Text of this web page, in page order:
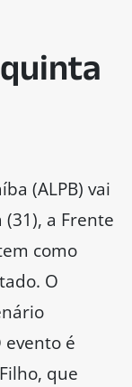
(ALPB) vai
a Frente
como
O
evento é
que